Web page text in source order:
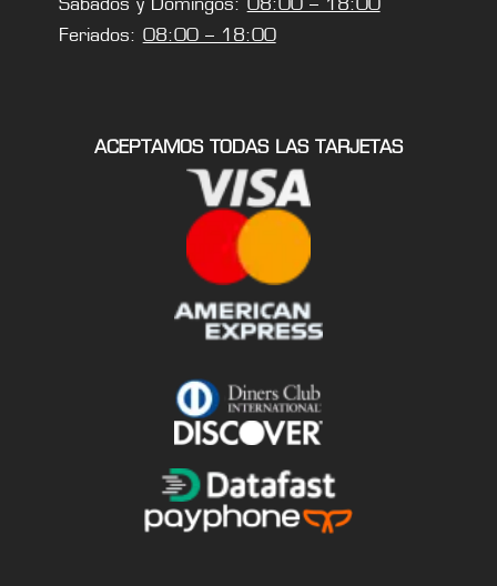
Feriados: 08:00 – 18:00
ACEPTAMOS TODAS LAS TARJETAS